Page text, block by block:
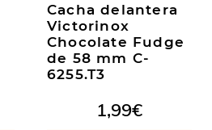
Cacha delantera
Victorinox
Chocolate Fudge
de 58 mm C-
6255.T3
1,99€